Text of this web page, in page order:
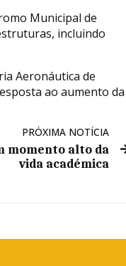
Municipal de
incluindo
Aeronáutica de
ao aumento da
PRÓXIMA NOTÍCIA
momento alto da
vida académica